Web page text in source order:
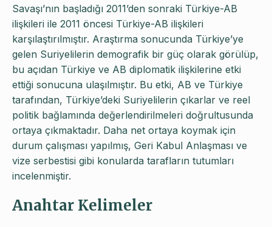
Savaşı’nın başladığı 2011’den sonraki Türkiye-AB
ilişkileri ile 2011 öncesi Türkiye-AB ilişkileri
karşılaştırılmıştır. Araştırma sonucunda Türkiye’ye
gelen Suriyelilerin demografik bir güç olarak görülüp,
bu açıdan Türkiye ve AB diplomatik ilişkilerine etki
ettiği sonucuna ulaşılmıştır. Bu etki, AB ve Türkiye
tarafından, Türkiye’deki Suriyelilerin çıkarlar ve reel
politik bağlamında değerlendirilmeleri doğrultusunda
ortaya çıkmaktadır. Daha net ortaya koymak için
durum çalışması yapılmış, Geri Kabul Anlaşması ve
vize serbestisi gibi konularda tarafların tutumları
incelenmiştir.
Anahtar Kelimeler